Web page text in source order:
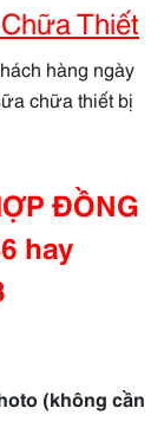
Thiết
hàng ngày
chữa thiết bị
ĐỒNG
hay
(không cần